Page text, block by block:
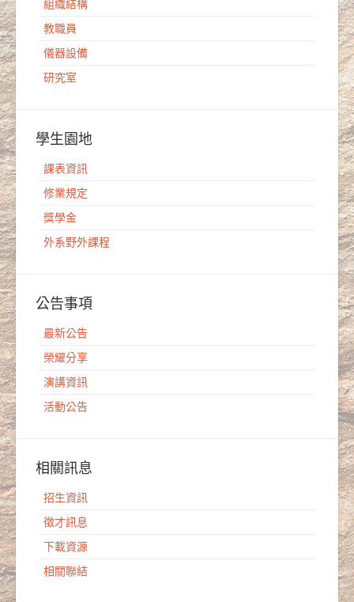
組織結構
教職員
儀器設備
研究室
學生園地
課表資訊
修業規定
獎學金
外系野外課程
公告事項
最新公告
榮耀分享
演講資訊
活動公告
相關訊息
招生資訊
徵才訊息
下載資源
相關聯結